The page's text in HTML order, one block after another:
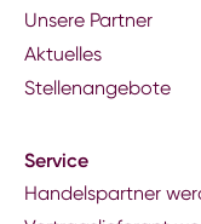
Unsere Partner
Aktuelles
Stellenangebote
Service
Handelspartner